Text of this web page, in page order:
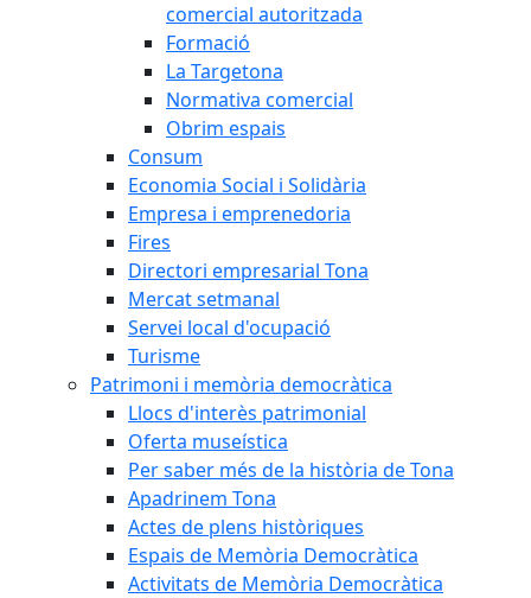
comercial autoritzada
Formació
La Targetona
Normativa comercial
Obrim espais
Consum
Economia Social i Solidària
Empresa i emprenedoria
Fires
Directori empresarial Tona
Mercat setmanal
Servei local d'ocupació
Turisme
Patrimoni i memòria democràtica
Llocs d'interès patrimonial
Oferta museística
Per saber més de la història de Tona
Apadrinem Tona
Actes de plens històriques
Espais de Memòria Democràtica
Activitats de Memòria Democràtica